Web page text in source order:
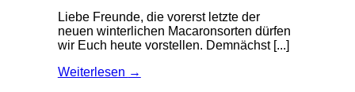
Liebe Freunde, die vorerst letzte der
neuen winterlichen Macaronsorten dürfen
wir Euch heute vorstellen. Demnächst [...]
Weiterlesen →